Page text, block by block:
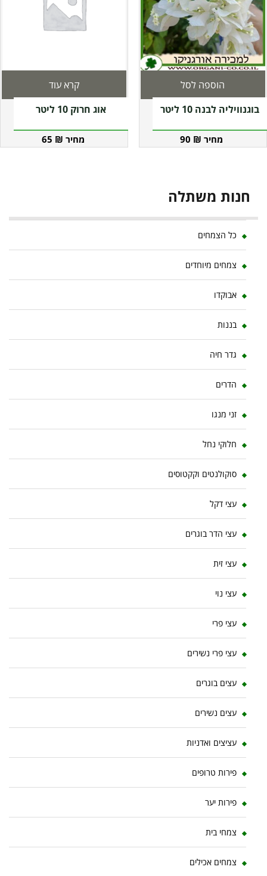
בוגנוויליה לבנה 10 ליטר
90 ₪
הוספה לסל
אוג חרוק 10 ליטר
65 ₪
קרא עוד
חנות משתלה
כל הצמחים
צמחים מיוחדים
אבוקדו
בננות
גדר חיה
הדרים
זני מנגו
חלוקי נחל
סוקולנטים וקקטוסים
עצי דקל
עצי הדר בוגרים
עצי זית
עצי נוי
עצי פרי
עצי פרי נשירים
עצים בוגרים
עצים נשירים
עציצים ואדניות
פירות טרופים
פירות יער
צמחי בית
צמחים אכילים